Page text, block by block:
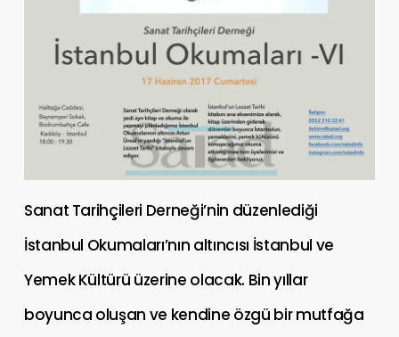
Sanat Tarihçileri Derneği’nin düzenlediği
İstanbul Okumaları’nın altıncısı İstanbul ve
Yemek Kültürü üzerine olacak. Bin yıllar
boyunca oluşan ve kendine özgü bir mutfağa